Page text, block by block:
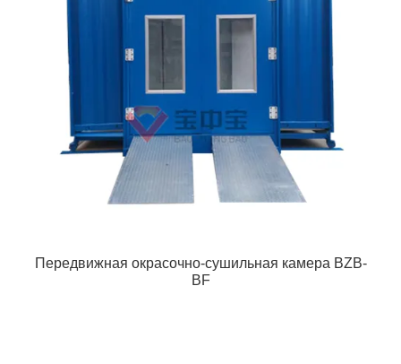
Передвижная окрасочно-сушильная камера BZB-
BF